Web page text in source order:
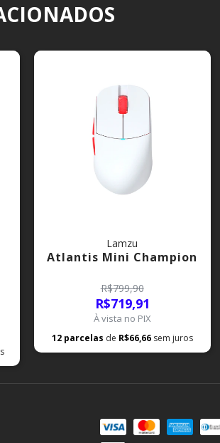
Lamzu
Atlantis Mini Champion
R$799,90
R$719,91
À vista no PIX
12 parcelas de R$66,66 sem juros